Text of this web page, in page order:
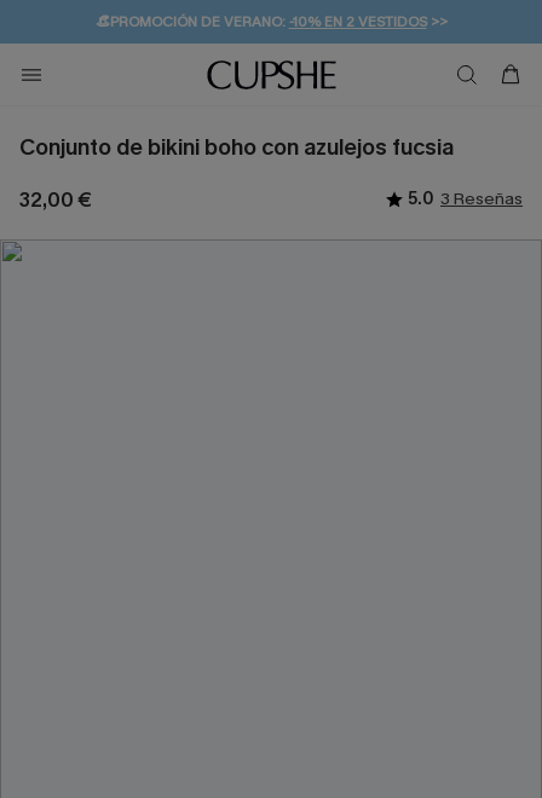
👒PROMOCIÓN DE VERANO:-10% EN 2 VESTIDOS>>
💌¡SUSCRIBIRSE & GANAR -10% EXTRA!
🚚ENVÍO GRATUITO A PARTIR DE 49 € >>
Conjunto de bikini boho con azulejos fucsia
32,00 € 5.0 3 Reseñas